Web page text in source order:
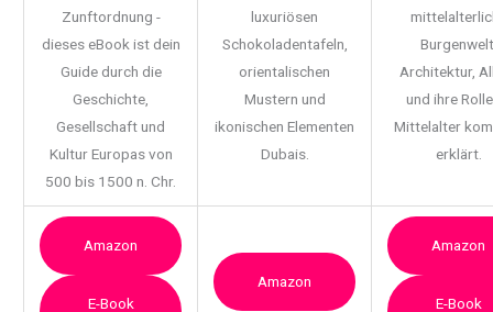
Zunftordnung -
dieses eBook ist dein
Guide durch die
Geschichte,
Gesellschaft und
Kultur Europas von
500 bis 1500 n. Chr.
luxuriösen
Schokoladentafeln,
orientalischen
Mustern und
ikonischen Elementen
Dubais.
Architektur,
und ihre
Mittelalter
erklärt.
Amazon
E-Book
Amazon
Amazon
E-Book